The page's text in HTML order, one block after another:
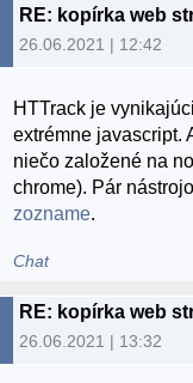
RE: kopírka web
26.06.2021 | 12:42
HTTrack je
extrémne javascript.
niečo založené na
chrome). Pár
zozname.
Chat
RE: kopírka web
26.06.2021 | 13:32